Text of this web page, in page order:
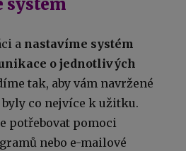
a nastavíme systém
o jednotlivých
tak, aby vám navržené
co nejvíce k užitku.
potřebovat pomoci
nebo e-mailové